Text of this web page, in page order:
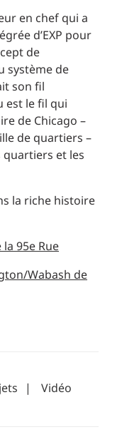
en chef qui a
d’EXP pour
de
système de
son fil
est le fil qui
de Chicago –
de quartiers –
et les
la riche histoire
95e Rue
Wabash de
| Vidéo